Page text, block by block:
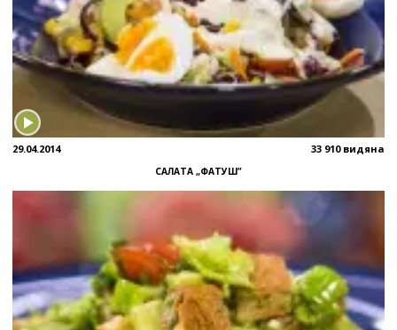
29.04.2014 33 910 видяна
САЛАТА „ФАТУШ”